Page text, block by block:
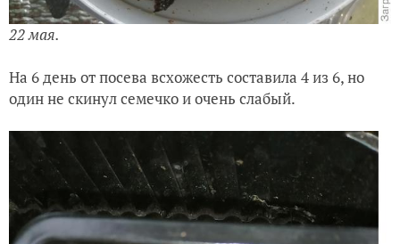
22 мая.
На 6 день от посева всхожесть составила 4 из 6, но
один не скинул семечко и очень слабый.